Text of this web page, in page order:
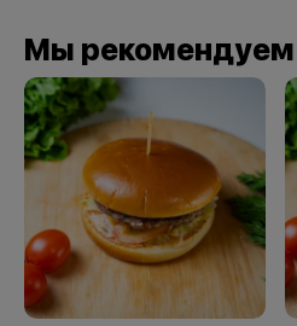
Мы рекомендуем